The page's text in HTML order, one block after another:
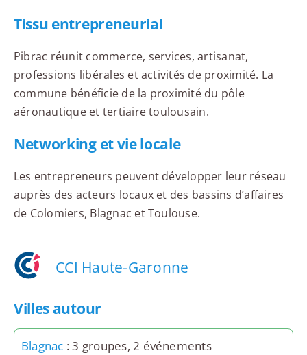
Tissu entrepreneurial
Pibrac réunit commerce, services, artisanat,
professions libérales et activités de proximité. La
commune bénéficie de la proximité du pôle
aéronautique et tertiaire toulousain.
Networking et vie locale
Les entrepreneurs peuvent développer leur réseau
auprès des acteurs locaux et des bassins d’affaires
de Colomiers, Blagnac et Toulouse.
CCI Haute-Garonne
Villes autour
Blagnac : 3 groupes, 2 événements